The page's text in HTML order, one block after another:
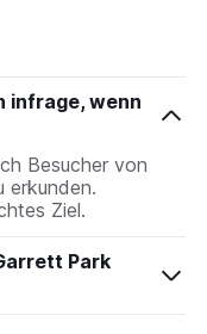
infrage, wenn
Besucher von
erkunden.
Ziel.
Park